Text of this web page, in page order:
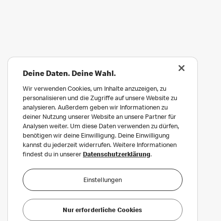
Deine Daten. Deine Wahl.
Wir verwenden Cookies, um Inhalte anzuzeigen, zu
personalisieren und die Zugriffe auf unsere Website zu
analysieren. Außerdem geben wir Informationen zu
deiner Nutzung unserer Website an unsere Partner für
Analysen weiter. Um diese Daten verwenden zu dürfen,
benötigen wir deine Einwilligung. Deine Einwilligung
kannst du jederzeit widerrufen. Weitere Informationen
findest du in unserer Datenschutzerklärung.
Einstellungen
Nur erforderliche Cookies